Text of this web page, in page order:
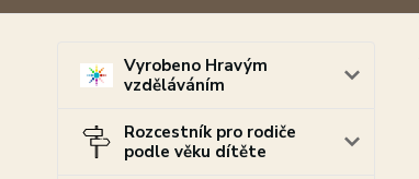
Vyrobeno Hravým
vzděláváním
Rozcestník pro rodiče
podle věku dítěte